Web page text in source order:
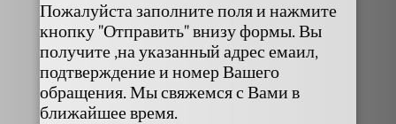
Пожалуйста заполните поля и нажмите
кнопку "Отправить" внизу формы. Вы
получите ,на указанный адрес емаил,
подтверждение и номер Вашего
обращения. Мы свяжемся с Вами в
ближайшее время.